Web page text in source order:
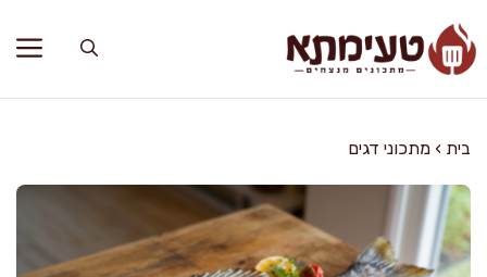
לתוכן
בית › מתכוני דגים